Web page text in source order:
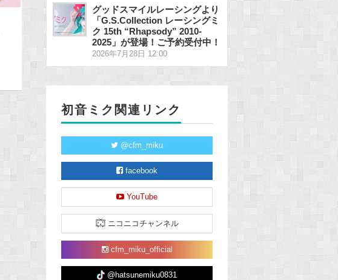
グッドスマイルレーシングより
「G.S.Collection レーシングミ
ク 15th “Rhapsody” 2010-
2025」が登場！ご予約受付中！
2026年7月28日 12:00
初音ミク関連リンク
@cfm_miku
facebook
YouTube
ニコニコチャンネル
cfm_miku_official
@hatsunemiku0831